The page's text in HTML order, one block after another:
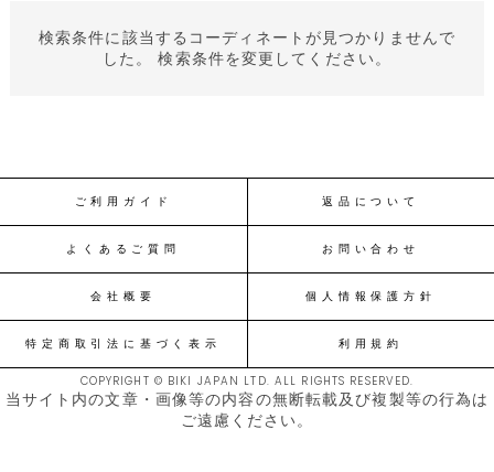
検索条件に該当するコーディネートが見つかりませんで
した。 検索条件を変更してください。
ご利用ガイド 返品について
よくあるご質問 お問い合わせ
会社概要 個人情報保護方針
特定商取引法に基づく表示 利用規約
COPYRIGHT © BIKI JAPAN LTD. ALL RIGHTS RESERVED.
当サイト内の文章・画像等の内容の無断転載及び複製等の行為は
ご遠慮ください。